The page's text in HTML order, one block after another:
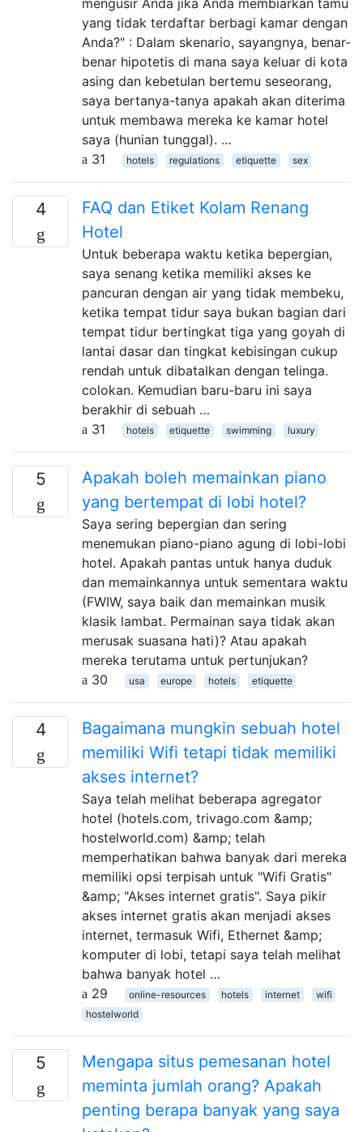
yang tidak terdaftar berbagi kamar dengan
Anda?" : Dalam skenario, sayangnya, benar-
benar hipotetis di mana saya keluar di kota
asing dan kebetulan bertemu seseorang,
saya bertanya-tanya apakah akan diterima
untuk membawa mereka ke kamar hotel
saya (hunian tunggal). …
31
hotels regulations etiquette sex
4
FAQ dan Etiket Kolam Renang
Hotel
Untuk beberapa waktu ketika bepergian,
saya senang ketika memiliki akses ke
pancuran dengan air yang tidak membeku,
ketika tempat tidur saya bukan bagian dari
tempat tidur bertingkat tiga yang goyah di
lantai dasar dan tingkat kebisingan cukup
rendah untuk dibatalkan dengan telinga.
colokan. Kemudian baru-baru ini saya
berakhir di sebuah …
31
hotels etiquette swimming luxury
5
Apakah boleh memainkan piano
yang bertempat di lobi hotel?
Saya sering bepergian dan sering
menemukan piano-piano agung di lobi-lobi
hotel. Apakah pantas untuk hanya duduk
dan memainkannya untuk sementara waktu
(FWIW, saya baik dan memainkan musik
klasik lambat. Permainan saya tidak akan
merusak suasana hati)? Atau apakah
mereka terutama untuk pertunjukan?
30
usa europe hotels etiquette
4
Bagaimana mungkin sebuah hotel
memiliki Wifi tetapi tidak memiliki
akses internet?
Saya telah melihat beberapa agregator
hotel (hotels.com, trivago.com &amp;
hostelworld.com) &amp; telah
memperhatikan bahwa banyak dari mereka
memiliki opsi terpisah untuk "Wifi Gratis"
&amp; "Akses internet gratis". Saya pikir
akses internet gratis akan menjadi akses
internet, termasuk Wifi, Ethernet &amp;
komputer di lobi, tetapi saya telah melihat
bahwa banyak hotel …
29
online-resources hotels internet
wifi
hostelworld
5
Mengapa situs pemesanan hotel
meminta jumlah orang? Apakah
penting berapa banyak yang saya